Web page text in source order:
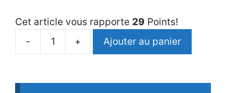
Cet article vous rapporte 29 Points!
-
quantité
+ Ajouter au panier